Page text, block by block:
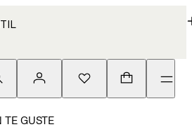
TE GUSTE